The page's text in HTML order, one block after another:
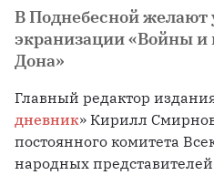
В Поднебесной желают
экранизации «Войны и
Дона»
Главный редактор
дневник» Кирилл
постоянного комитета
народных